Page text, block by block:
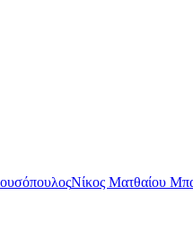
Νίκος Ματθαίου